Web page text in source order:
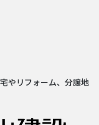
やリフォーム、分譲地